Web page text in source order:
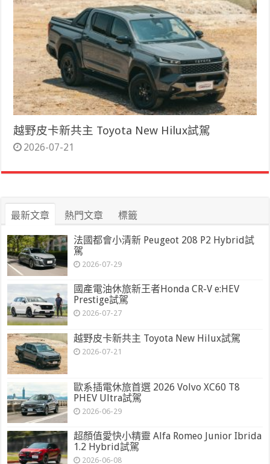
越野皮卡新共主 Toyota New Hilux試駕
2026-07-21
最新文章 熱門文章 標籤
法國都會小清新 Peugeot 208 P2 Hybrid試
駕
2026-07-29
國產電油休旅新王者Honda CR-V e:HEV
Prestige試駕
2026-07-27
越野皮卡新共主 Toyota New Hilux試駕
2026-07-21
歐系插電休旅首選 2026 Volvo XC60 T8
PHEV Ultra試駕
2026-06-29
超顏值愛快小精靈 Alfa Romeo Junior Ibrida
1.2 Hybrid試駕
2026-06-08